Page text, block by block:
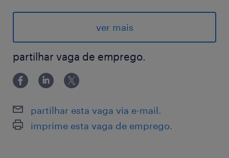
Estamos com uma oportunidade para atuar
como Técnico de Informática (Campo) em um
de nossos clientes, do setor de Tecnologia,
uma gigante brasileira de hardware e
serviços, referência em inovação e
desenvolvimento de computadores,
educacionais. Com presença internacional, a
empresa trabalha com o propósito de tornar
ver mais
partilhar vaga de emprego.
partilhar esta vaga via e-mail.
imprime esta vaga de emprego.